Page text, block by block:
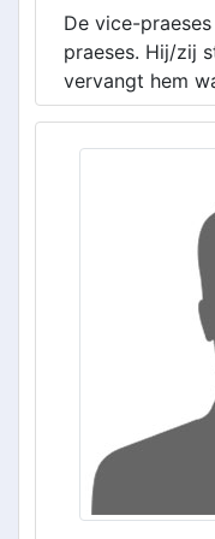
De vice-
praeses. Hij/zij
vervangt hem